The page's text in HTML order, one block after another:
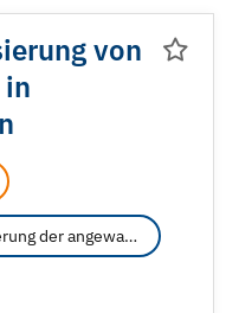
von
Fraunhofer-Gesellschaft zur Förderung der angewandten Forschung e.V.